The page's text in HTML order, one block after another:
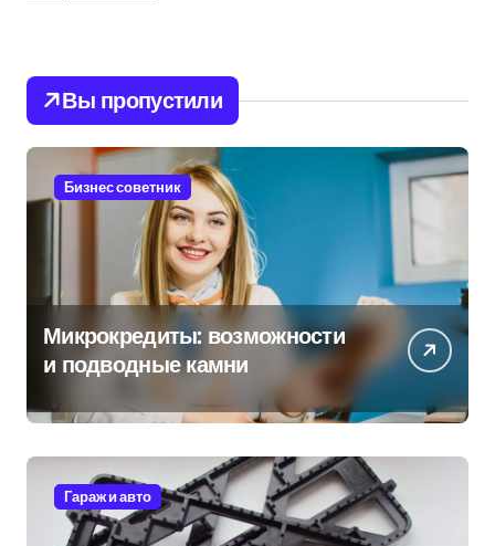
Вы пропустили
Бизнес советник
Микрокредиты: возможности
и подводные камни
Гараж и авто